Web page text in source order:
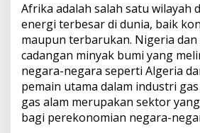
Afrika adalah salah satu wilayah
energi terbesar di dunia, baik
maupun terbarukan. Nigeria
cadangan minyak bumi yang
negara-negara seperti Algeria
pemain utama dalam industri
gas alam merupakan sektor
bagi perekonomian negara-